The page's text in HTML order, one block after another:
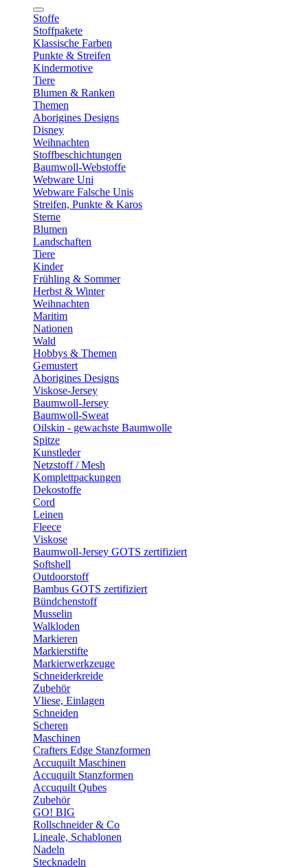
Stoffe
Stoffpakete
Klassische Farben
Punkte & Streifen
Kindermotive
Tiere
Blumen & Ranken
Themen
Aborigines Designs
Disney
Weihnachten
Stoffbeschichtungen
Baumwoll-Webstoffe
Webware Uni
Webware Falsche Unis
Streifen, Punkte & Karos
Sterne
Blumen
Landschaften
Tiere
Kinder
Frühling & Sommer
Herbst & Winter
Weihnachten
Maritim
Nationen
Wald
Hobbys & Themen
Gemustert
Aborigines Designs
Viskose-Jersey
Baumwoll-Jersey
Baumwoll-Sweat
Oilskin - gewachste Baumwolle
Spitze
Kunstleder
Netzstoff / Mesh
Komplettpackungen
Dekostoffe
Cord
Leinen
Fleece
Viskose
Baumwoll-Jersey GOTS zertifiziert
Softshell
Outdoorstoff
Bambus GOTS zertifiziert
Bündchenstoff
Musselin
Walkloden
Markieren
Markierstifte
Markierwerkzeuge
Schneiderkreide
Zubehör
Vliese, Einlagen
Schneiden
Scheren
Maschinen
Crafters Edge Stanzformen
Accuquilt Maschinen
Accuquilt Stanzformen
Accuquilt Qubes
Zubehör
GO! BIG
Rollschneider & Co
Lineale, Schablonen
Nadeln
Stecknadeln